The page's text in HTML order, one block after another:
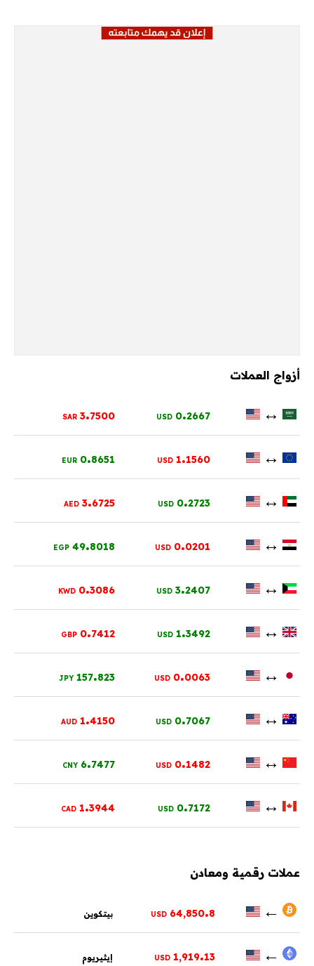
أزواج العملات
↔
0.2667
USD
3.7500
SAR
↔
1.1560
USD
0.8651
EUR
↔
0.2723
USD
3.6725
AED
↔
0.0201
USD
49.8018
EGP
↔
3.2407
USD
0.3086
KWD
↔
1.3492
USD
0.7412
GBP
↔
0.0063
USD
157.823
JPY
↔
0.7067
USD
1.4150
AUD
↔
0.1482
USD
6.7477
CNY
↔
0.7172
USD
1.3944
CAD
عملات رقمية ومعادن
←
64,850.8
USD بيتكوين
←
1,919.13
USD إيثيريوم